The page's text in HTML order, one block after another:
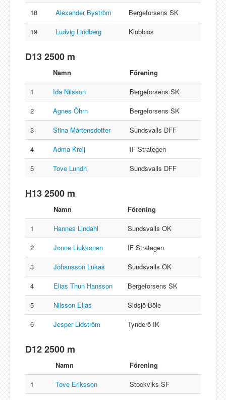
18
Alexander Byström
Bergeforsens SK
19
Ludvig Lindberg Klubblös
D13 2500 m
Namn
Förening
1
Ida Nilsson
Bergeforsens SK
2
Agnes Öhrn
Bergeforsens SK
3
Stina Mårtensdotter
Sundsvalls DFF
4
Adma Kreij
IF Strategen
5
Tove Lundh Sundsvalls DFF
H13 2500 m
Namn
Förening
1
Hannes Lindahl
Sundsvalls OK
2
Jonne Liukkonen
IF Strategen
3
Johansson Lukas
Sundsvalls OK
4
Elias Thun Hansson
Bergeforsens SK
5
Nilsson Elias
Sidsjö-Böle
6
Jesper Lidström Tynderö IK
D12 2500 m
Namn
Förening
1
Tove Eriksson
Stockviks SF